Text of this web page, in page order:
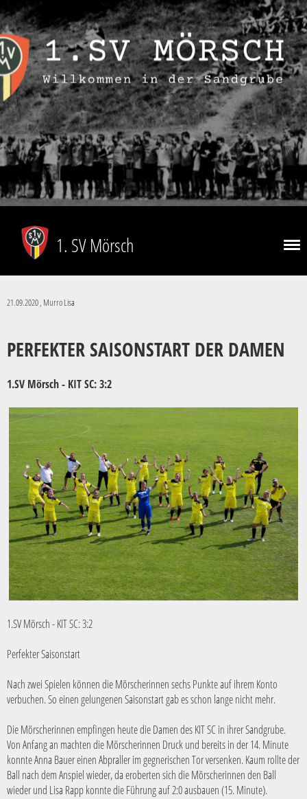
1. SV Mörsch
21.09.2020, Murro Lisa
PERFEKTER SAISONSTART DER DAMEN
1.SV Mörsch - KIT SC: 3:2
1.SV Mörsch - KIT SC: 3:2
Perfekter Saisonstart
Nach zwei Spielen können die Mörscherinnen sechs Punkte auf ihrem Konto
verbuchen. So einen gelungenen Saisonstart gab es schon lange nicht mehr.
Die Mörscherinnen empfingen heute die Damen des KIT SC in ihrer Sandgrube.
Von Anfang an machten die Mörscherinnen Druck und bereits in der 14. Minute
konnte Anna Bauer einen Abpraller im gegnerischen Tor versenken. Kaum rollte der
Ball nach dem Anspiel wieder, da eroberten sich die Mörscherinnen den Ball
wieder und Lisa Rapp konnte die Führung auf 2:0 ausbauen (15. Minute).